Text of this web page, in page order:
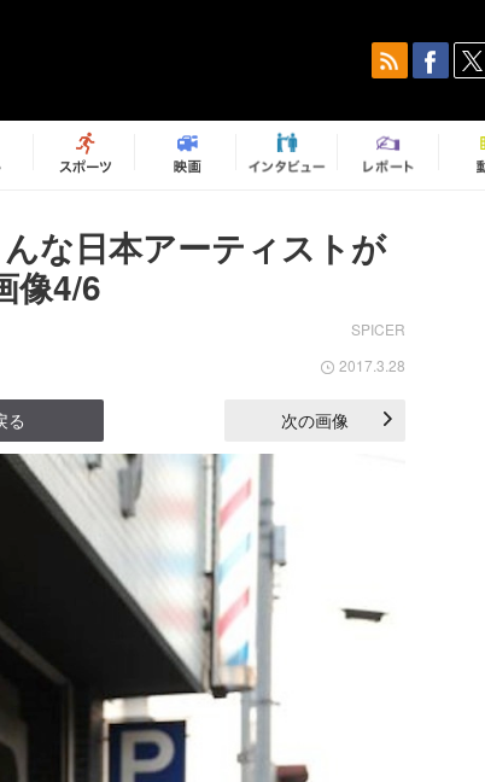
な日本アーティストが
像4/6
SPICER
2017.3.28
る 次の画像